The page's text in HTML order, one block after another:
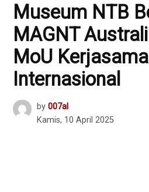
Museum NTB
MAGNT
MoU Kerjasama
Internasional
by 007al
Kamis, 10 April 2025